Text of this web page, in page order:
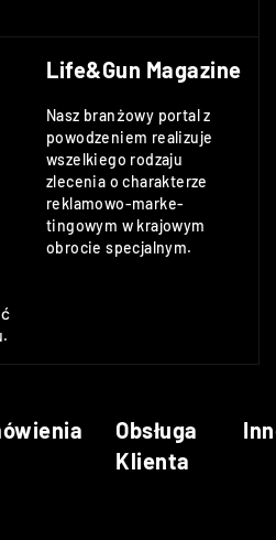
Life&Gun Magazine
Nasz branżowy portal z
powodzeniem realizuje
wszelkiego rodzaju
zlecenia o charakterze
reklamowo-marke-
tingowym w krajowym
obrocie specjalnym.
Obsługa
Klienta